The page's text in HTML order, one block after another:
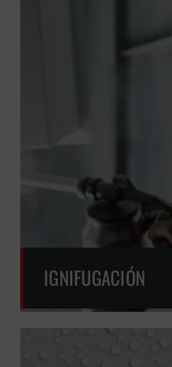
IGNIFUGACIÓN